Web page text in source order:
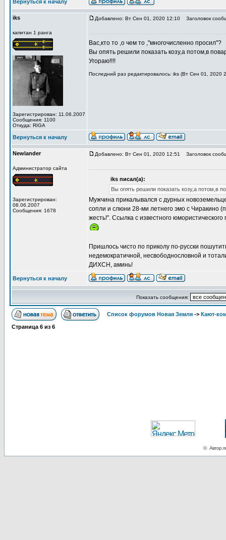
Вернуться к началу
iks
капитан 1 ранга
Зарегистрирован: 11.06.2007
Сообщения: 1100
Откуда: RIGA
Добавлено: Вт Сен 01, 2020 12:10 Заголовок
Вас,кто то ,о чем то ,"многочисленно просил"?
Вы опять решили показать козу,а потом,в
Угораю!!!!
Последний раз редактировалось: iks (Вт Сен 01, 2020
Вернуться к началу
Newlander
Администратор сайта
Зарегистрирован:
08.06.2007
Сообщения: 1678
Добавлено: Вт Сен 01, 2020 12:51 Заголовок
iks писал(а):
Вы опять решили показать козу,а потом,в
Мужчина прикалывался с дурных
сопли и слюни 28-ми летнего эмо с Чиракино
жесть!". Ссылка с известного
Пришлось чисто по приколу по-русски
недемократичной, несвободнословной и
ДИХСН, аминь!
Вернуться к началу
Показать сообщения:
Список форумов Новая Земля -> Кают-
Страница 6 из 6
© Автор